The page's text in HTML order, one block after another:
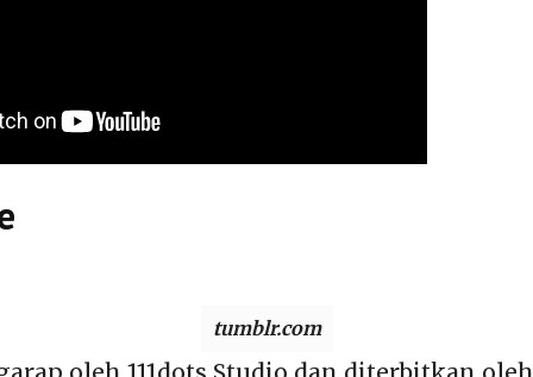
tumblr.com